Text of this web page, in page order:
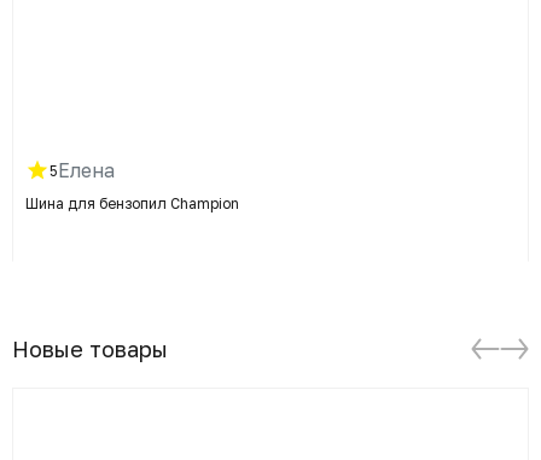
5Елена
Шина для бензопил Champion
Новые товары